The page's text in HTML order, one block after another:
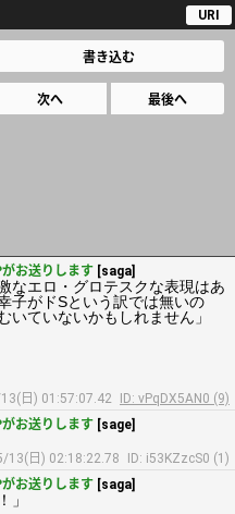
URI
書き込む
次へ 最後へ
お送りします [saga]
なエロ・グロテスクな表現はあ
子がドSという訳では無いの
いていないかもしれません」
日) 01:57:07.42
ID: vPqDX5AN0 (9)
お送りします [sage]
13(日) 02:18:22.78
ID: i53KZzcS0 (1)
お送りします [saga]
」